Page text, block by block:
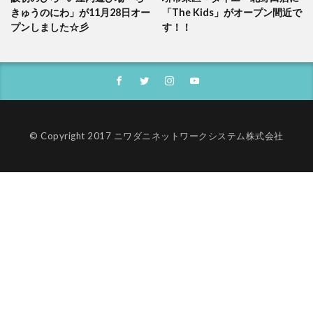
きゅうのにわ」が11月28日オー
プンしました☆彡
「The Kids」がオープン間近で
す！！
© Copyright 2017 ニワダニネットワークシステム株式会社